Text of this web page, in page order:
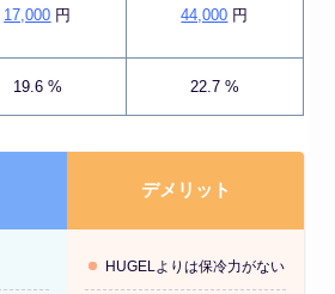
17,000 円 44,000 円
19.6 % 22.7 %
デメリット
HUGELよりは保冷力がない